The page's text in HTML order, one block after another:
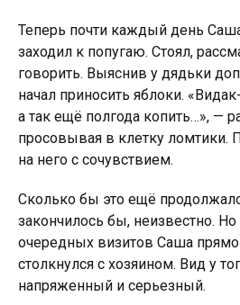
Теперь почти каждый день
заходил к попугаю. Стоял,
говорить. Выяснив у дядьки
начал приносить яблоки.
а так ещё полгода копить…», —
просовывая в клетку ломтики.
на него с сочувствием.
Сколько бы это ещё
закончилось бы, неизвестно.
очередных визитов Саша
столкнулся с хозяином. Вид у
напряженный и серьезный.